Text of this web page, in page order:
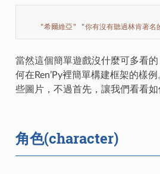
"希爾維亞" "你有沒有聽過林肯著名
當然這個簡單遊戲沒什麼可多看
何在Ren’Py裡簡單構建框架的樣
些圖片，不過首先，讓我們看看如
角色(character)